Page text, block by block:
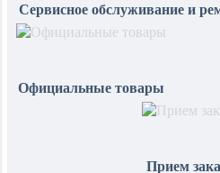
Сервисное обслуживание и
Официальные товары
Прием